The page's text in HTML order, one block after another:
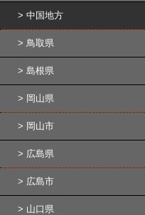
中国地方
鳥取県
島根県
岡山県
岡山市
広島県
広島市
山口県